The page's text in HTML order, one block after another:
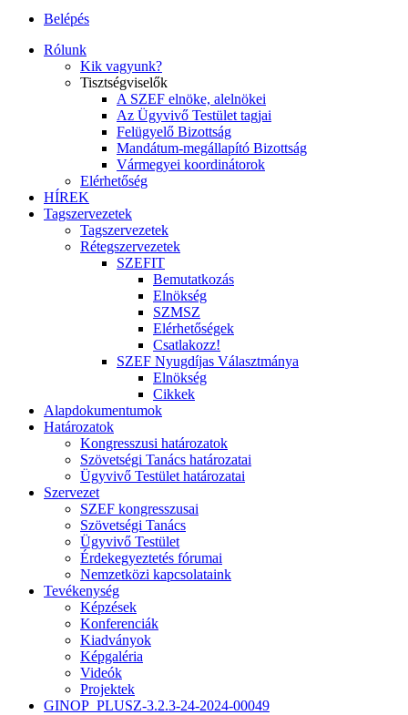
Belépés
Rólunk
Kik vagyunk?
Tisztségviselők
A SZEF elnöke, alelnökei
Az Ügyvivő Testület tagjai
Felügyelő Bizottság
Mandátum-megállapító Bizottság
Vármegyei koordinátorok
Elérhetőség
HÍREK
Tagszervezetek
Tagszervezetek
Rétegszervezetek
SZEFIT
Bemutatkozás
Elnökség
SZMSZ
Elérhetőségek
Csatlakozz!
SZEF Nyugdíjas Választmánya
Elnökség
Cikkek
Alapdokumentumok
Határozatok
Kongresszusi határozatok
Szövetségi Tanács határozatai
Ügyvivő Testület határozatai
Szervezet
SZEF kongresszusai
Szövetségi Tanács
Ügyvivő Testület
Érdekegyeztetés fórumai
Nemzetközi kapcsolataink
Tevékenység
Képzések
Konferenciák
Kiadványok
Képgaléria
Videók
Projektek
GINOP_PLUSZ-3.2.3-24-2024-00049